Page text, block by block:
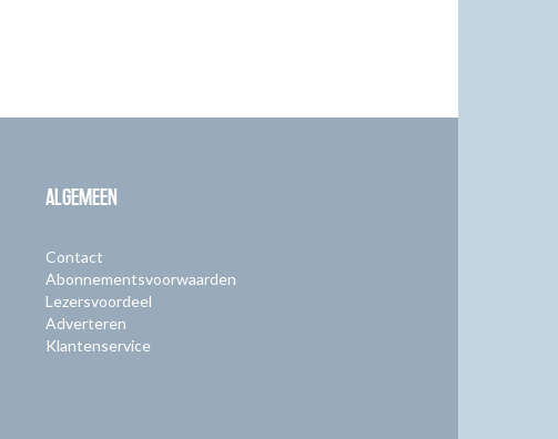
ALGEMEEN
Contact
Abonnementsvoorwaarden
Lezersvoordeel
Adverteren
Klantenservice